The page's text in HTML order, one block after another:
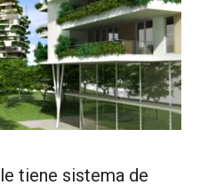
tiene sistema de